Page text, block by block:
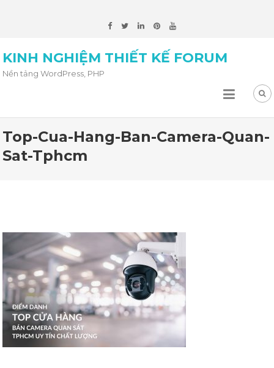
KINH NGHIỆM THIẾT KẾ FORUM
Nền tảng WordPress, PHP
Top-Cua-Hang-Ban-Camera-Quan-
Sat-Tphcm